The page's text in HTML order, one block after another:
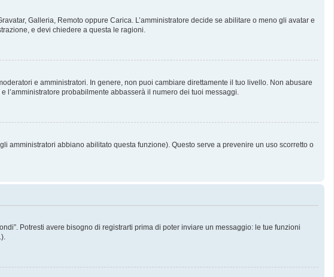
Galleria, Remoto oppure Carica. L’amministratore decide se abilitare o meno gli avatar e
e devi chiedere a questa le ragioni.
e amministratori. In genere, non puoi cambiare direttamente il tuo livello. Non abusare
l’amministratore probabilmente abbasserà il numero dei tuoi messaggi.
amministratori abbiano abilitato questa funzione). Questo serve a prevenire un uso scorretto o
Potresti avere bisogno di registrarti prima di poter inviare un messaggio: le tue funzioni